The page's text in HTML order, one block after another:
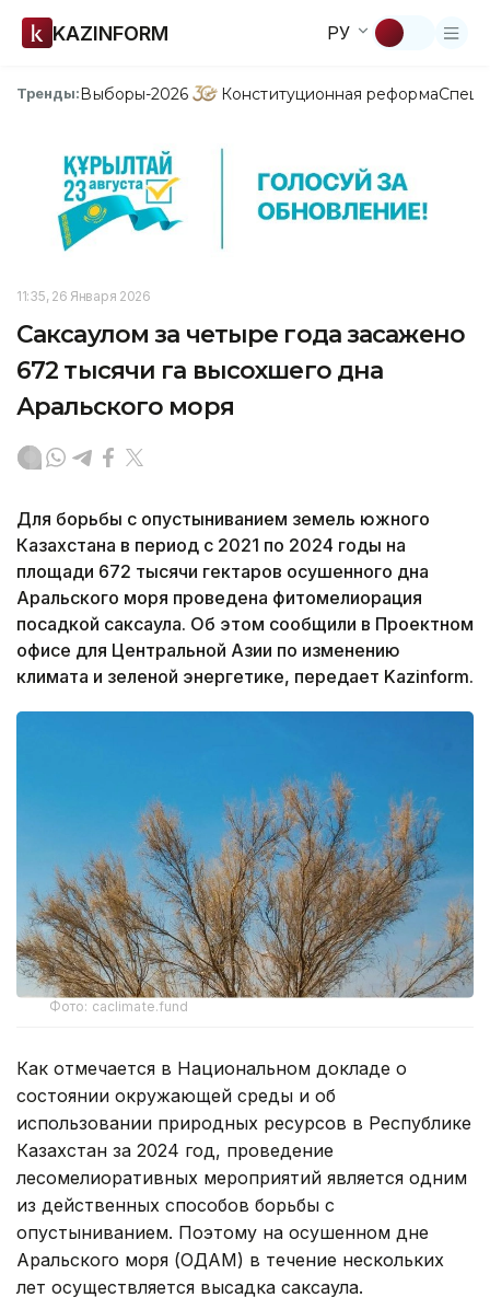
KAZINFORM РУ
Тренды:Выборы-2026 Конституционная реформа
11:35, 26 Января 2026
Саксаулом за четыре года засажено
672 тысячи га высохшего дна
Аральского моря
Для борьбы с опустыниванием земель южного
Казахстана в период с 2021 по 2024 годы на
площади 672 тысячи гектаров осушенного дна
Аральского моря проведена фитомелиорация
посадкой саксаула. Об этом сообщили в Проектном
офисе для Центральной Азии по изменению
климата и зеленой энергетике, передает Kazinform.
Фото: caclimate.fund
Как отмечается в Национальном докладе о
состоянии окружающей среды и об
использовании природных ресурсов в Республике
Казахстан за 2024 год, проведение
лесомелиоративных мероприятий является одним
из действенных способов борьбы с
опустыниванием. Поэтому на осушенном дне
Аральского моря (ОДАМ) в течение нескольких
лет осуществляется высадка саксаула.